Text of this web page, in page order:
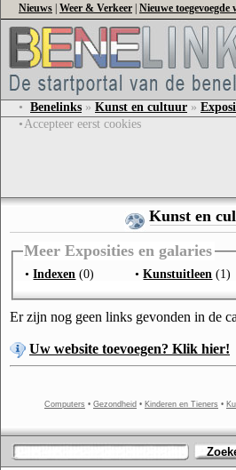
Nieuws Weer & Verkeer Nieuwe toegevoegde
• Benelinks » Kunst en cultuur »
•Accepteer eerst cookies
Kunst en
Meer Exposities en galaries
•Indexen (0) •Kunstuitleen (1)
Er zijn nog geen links gevonden in de
Uw website toevoegen? Klik hier!
Computers • Gezondheid • Kinderen en Tieners •